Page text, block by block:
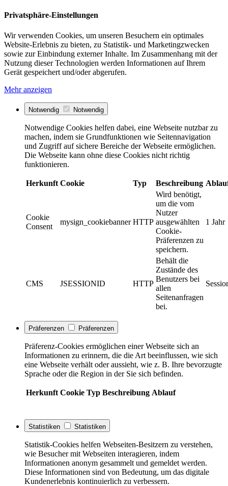
Privatsphäre-Einstellungen
Wir verwenden Cookies, um unseren Besuchern ein optimales
Website-Erlebnis zu bieten, zu Statistik- und Marketingzwecken
sowie zur Einbindung externer Inhalte. Im Zusammenhang mit der
Nutzung dieser Technologien werden Informationen auf Ihrem
Gerät gespeichert und/oder abgerufen.
Mehr anzeigen
Notwendig Notwendig
Notwendige Cookies helfen dabei, eine Webseite nutzbar zu
machen, indem sie Grundfunktionen wie Seitennavigation
und Zugriff auf sichere Bereiche der Webseite ermöglichen.
Die Webseite kann ohne diese Cookies nicht richtig
funktionieren.
Herkunft Cookie Typ Beschreibung
Cookie
Consent
mysign_cookiebanner HTTP
Wird benötigt,
um die vom
Nutzer
ausgewählten
Cookie-
Präferenzen zu
speichern.
1 Jahr
CMS JSESSIONID HTTP
Behält die
Zustände des
Benutzers bei
allen
Seitenanfragen
bei.
Präferenzen Präferenzen
Präferenz-Cookies ermöglichen einer Webseite sich an
Informationen zu erinnern, die die Art beeinflussen, wie sich
eine Webseite verhält oder aussieht, wie z. B. Ihre bevorzugte
Sprache oder die Region in der Sie sich befinden.
Herkunft Cookie Typ Beschreibung Ablauf
Statistiken Statistiken
Statistik-Cookies helfen Webseiten-Besitzern zu verstehen,
wie Besucher mit Webseiten interagieren, indem
Informationen anonym gesammelt und gemeldet werden.
Diese Informationen sind von Bedeutung, um das digitale
Kundenerlebnis kontinuierlich zu verbessern.